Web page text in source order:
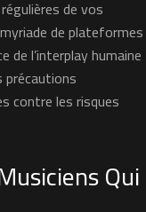
de vos
de plateformes
de l’interplay humaine
précautions
contre les risques
Qui